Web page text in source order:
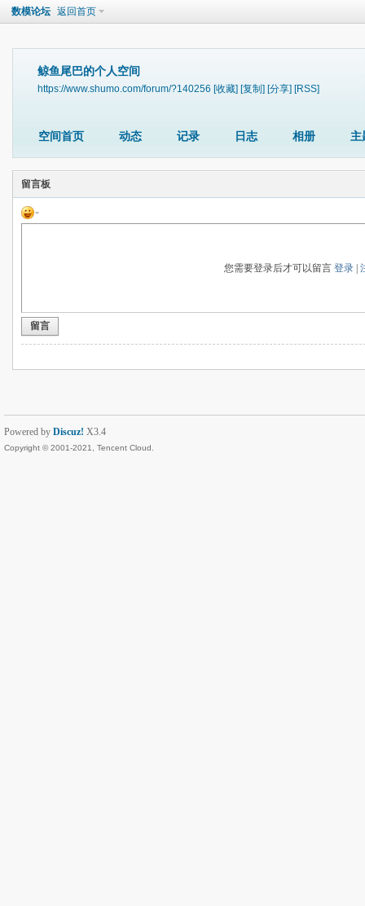
数模论坛 返回首页
鲸鱼尾巴的个人空间
https://www.shumo.com/forum/?140256 [收藏] [复制] [分享] [RSS]
空间首页 动态 记录 日志 相册 主
留言板
您需要登录后才可以留言登录 |
留言
Powered by Discuz! X3.4
Copyright © 2001-2021, Tencent Cloud.